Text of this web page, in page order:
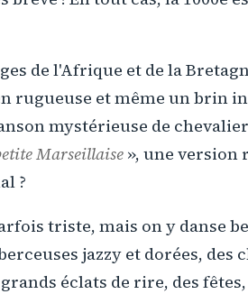
de l'Afrique et de la
rugueuse et même un brin
mystérieuse de
Marseillaise», une version
?
triste, mais on y danse
jazzy et dorées, des
éclats de rire, des fêtes,